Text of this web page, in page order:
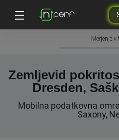
Merjenje v
Zemljevid
Dresden,
Mobilna podatkovna
Saxony,